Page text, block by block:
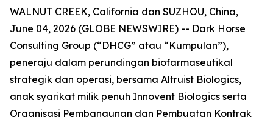
WALNUT CREEK, California dan SUZHOU, China,
June 04, 2026 (GLOBE NEWSWIRE) -- Dark Horse
Consulting Group (“DHCG” atau “Kumpulan”),
peneraju dalam perundingan biofarmaseutikal
strategik dan operasi, bersama Altruist Biologics,
anak syarikat milik penuh Innovent Biologics serta
Organisasi Pembangunan dan Pembuatan Kontrak